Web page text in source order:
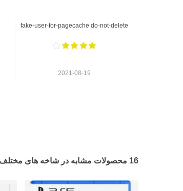
fake-user-for-pagecache do-not-delete
2021-08-19
16 محصولات مشابه در شاخه های مختلف: